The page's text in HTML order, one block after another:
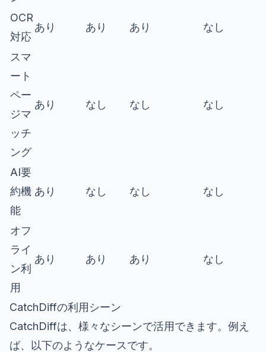
OCR
対応
あり あり あり なし
スマ
ート
ペー
ジマ
ッチ
ング
あり なし なし なし
AI要
約機
能
あり なし なし なし
オフ
ライ
ン利
用
あり あり あり なし
CatchDiffの利用シーン
CatchDiffは、様々なシーンで活用できます。例え
ば、以下のようなケースです。